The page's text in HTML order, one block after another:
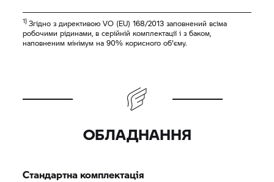
1)Згідно з директивою VO (EU) 168/2013 заповнений всіма
робочими рідинами, в серійній комплектації і з баком,
наповненим мінімум на 90% корисного об'єму.
ОБЛАДНАННЯ
Стандартна комплектація